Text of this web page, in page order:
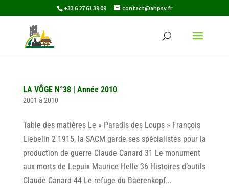
+33 6 27 61 39 09 contact@ahpsv.fr
LA VÔGE N°38 | Année 2010
2001 à 2010
Table des matières Le « Paradis des Loups » François
Liebelin 2 1915, la SACM garde ses spécialistes pour la
production de guerre Claude Canard 31 Le monument
aux morts de Lepuix Maurice Helle 36 Histoires d’outils
Claude Canard 44 Le refuge du Baerenkopf...